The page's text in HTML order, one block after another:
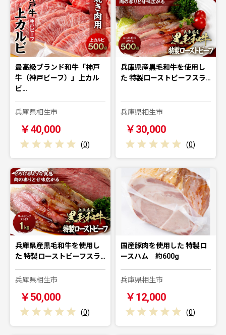
最高級ブランド和牛「神戸
牛（神戸ビーフ）」上カル
ビ…
兵庫県相生市
￥40,000
(0)
兵庫県産黒毛和牛を使用し
た 特製ローストビーフスラ…
兵庫県相生市
￥30,000
(0)
兵庫県産黒毛和牛を使用し
た 特製ローストビーフスラ…
兵庫県相生市
￥50,000
(0)
国産豚肉を使用した 特製ロ
ースハム 約600g
兵庫県相生市
￥12,000
(0)